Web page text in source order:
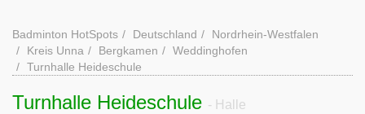
Badminton HotSpots Deutschland
Nordrhein-Westfalen
Kreis Unna
Bergkamen
Weddinghofen
Turnhalle Heideschule
Turnhalle Heideschule - Halle